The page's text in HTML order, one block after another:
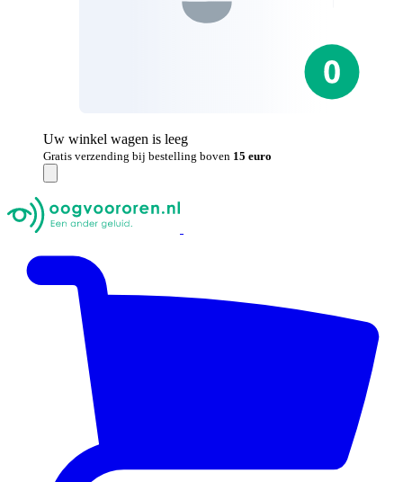
Uw winkel wagen is leeg
Gratis verzending bij bestelling boven 15 euro